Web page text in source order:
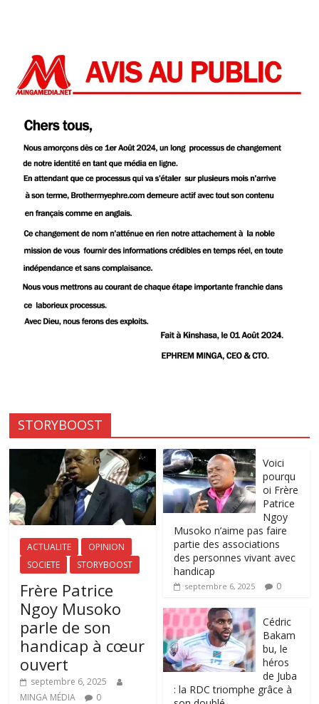
STORYBOOST
ACTUALITE
OPINION
SOCIETE
STORYBOOST
Frère Patrice
Ngoy Musoko
parle de son
handicap à cœur
ouvert
septembre 6, 2025
MINGA MÉDIA
0
Voici
pourqu
oi Frère
Patrice
Ngoy
Musoko n’aime pas faire
partie des associations
des personnes vivant avec
handicap
septembre 6, 2025 0
‎Cédric
Bakam
bu, le
héros
de Juba
: la RDC triomphe grâce à